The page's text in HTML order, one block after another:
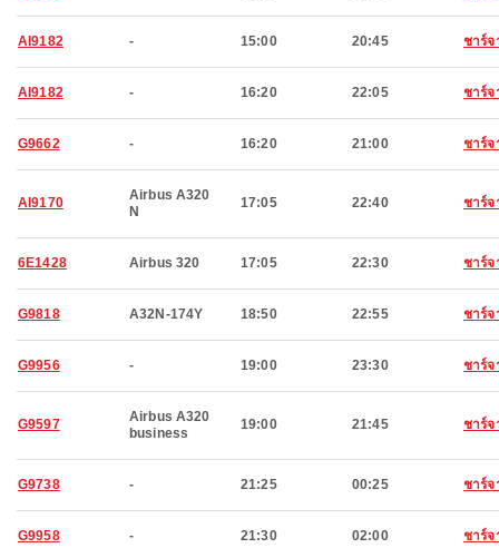
AI9182 - 15:00 20:45 ชาร์จ
AI9182 - 16:20 22:05 ชาร์จ
G9662 - 16:20 21:00 ชาร์จ
AI9170
Airbus A320
N
17:05 22:40 ชาร์จ
6E1428 Airbus 320 17:05 22:30 ชาร์จ
G9818 A32N-174Y 18:50 22:55 ชาร์จ
G9956 - 19:00 23:30 ชาร์จ
G9597
Airbus A320
business
19:00 21:45 ชาร์จ
G9738 - 21:25 00:25 ชาร์จ
G9958 - 21:30 02:00 ชาร์จ